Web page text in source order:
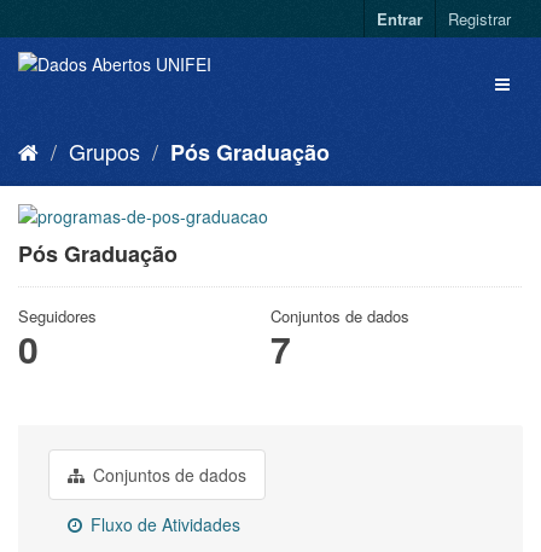
Entrar Registrar
Grupos Pós Graduação
Pós Graduação
Seguidores
0
Conjuntos de dados
7
Conjuntos de dados
Fluxo de Atividades